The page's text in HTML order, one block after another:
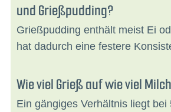
und Grießpudding?
Grießpudding enthält meist Ei
hat dadurch eine festere
Wie viel Grieß auf wie viel
Ein gängiges Verhältnis liegt bei